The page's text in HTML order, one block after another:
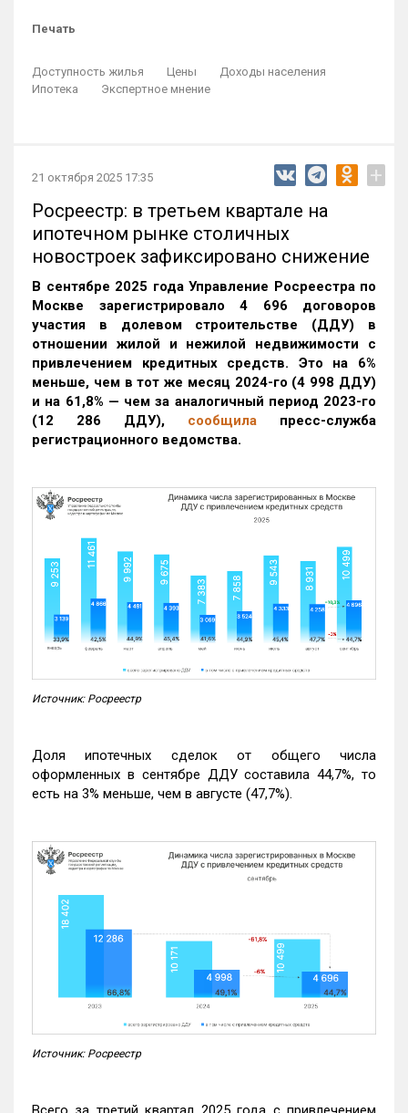
Печать
Доступность жилья Цены
Доходы населения
Ипотека
Экспертное мнение
21 октября 2025 17:35 +
Росреестр: в третьем квартале на
ипотечном рынке столичных
новостроек зафиксировано снижение
В сентябре 2025 года Управление Росреестра по
Москве зарегистрировало 4 696 договоров
участия в долевом строительстве (ДДУ) в
отношении жилой и нежилой недвижимости с
привлечением кредитных средств. Это на 6%
меньше, чем в тот же месяц 2024-го (4 998 ДДУ)
и на 61,8% — чем за аналогичный период 2023-го
(12 286 ДДУ), сообщила пресс-служба
регистрационного ведомства.
Источник: Росреестр
Доля ипотечных сделок от общего числа
оформленных в сентябре ДДУ составила 44,7%, то
есть на 3% меньше, чем в августе (47,7%).
Источник: Росреестр